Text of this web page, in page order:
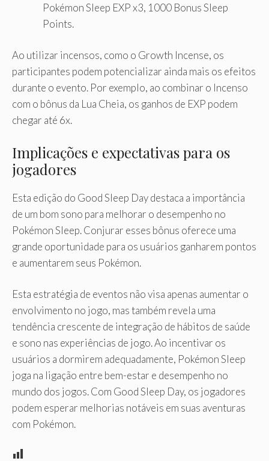
Pokémon Sleep EXP x3, 1000 Bonus Sleep
Points.
Ao utilizar incensos, como o Growth Incense, os
participantes podem potencializar ainda mais os efeitos
durante o evento. Por exemplo, ao combinar o Incenso
com o bônus da Lua Cheia, os ganhos de EXP podem
chegar até 6x.
Implicações e expectativas para os
jogadores
Esta edição do Good Sleep Day destaca a importância
de um bom sono para melhorar o desempenho no
Pokémon Sleep. Conjurar esses bônus oferece uma
grande oportunidade para os usuários ganharem pontos
e aumentarem seus Pokémon.
Esta estratégia de eventos não visa apenas aumentar o
envolvimento no jogo, mas também revela uma
tendência crescente de integração de hábitos de saúde
e sono nas experiências de jogo. Ao incentivar os
usuários a dormirem adequadamente, Pokémon Sleep
joga na ligação entre bem-estar e desempenho no
mundo dos jogos. Com Good Sleep Day, os jogadores
podem esperar melhorias notáveis ​​em suas aventuras
com Pokémon.